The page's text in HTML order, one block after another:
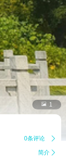
 1
0条评论 
简介 